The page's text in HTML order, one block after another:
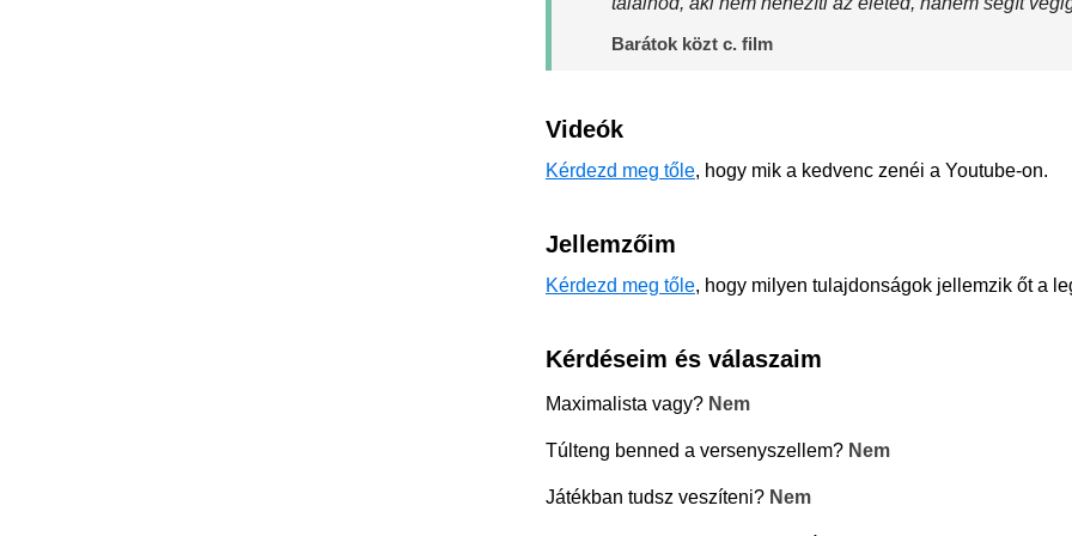
Barátok közt c. film
Videók
Kérdezd meg tőle, hogy mik a kedvenc zenéi a Youtube-on.
Jellemzőim
Kérdezd meg tőle, hogy milyen tulajdonságok jellemzik őt a
Kérdéseim és válaszaim
Maximalista vagy? Nem
Túlteng benned a versenyszellem? Nem
Játékban tudsz veszíteni? Nem